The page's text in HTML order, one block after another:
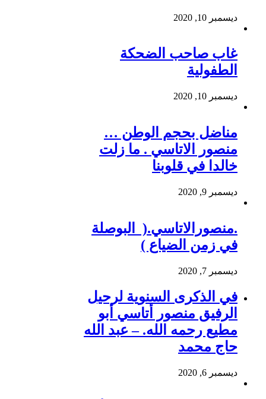
ديسمبر 10, 2020
غاب صاحب الضحكة
الطفولية
ديسمبر 10, 2020
مناضل بحجم الوطن …
منصور الاتاسي . ما زلت
خالدا في قلوبنا
ديسمبر 9, 2020
.منصورالاتاسي.( البوصلة
في زمن الضياع )
ديسمبر 7, 2020
في الذكرى السنوية لرحيل
الرفيق منصور أتاسي أبو
مطيع رحمه الله. – عبد الله
حاج محمد
ديسمبر 6, 2020